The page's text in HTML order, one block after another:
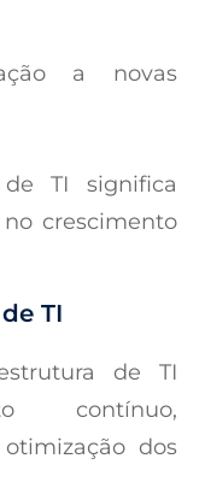
a novas
TI significa
crescimento
TI
de TI
contínuo,
dos